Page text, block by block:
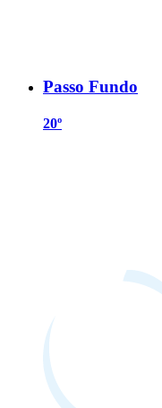
Passo Fundo
20º